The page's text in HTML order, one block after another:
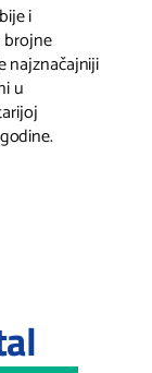
i
brojne
najznačajniji
u